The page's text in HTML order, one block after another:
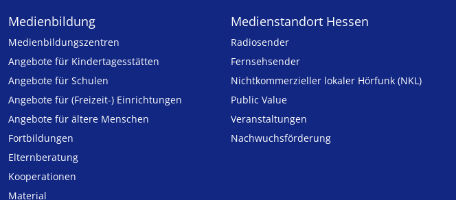
Medienbildung
Medien­bildungs­zentren
Angebote für Kinder­tages­stätten
Angebote für Schulen
Angebote für (Freizeit-) Ein­rich­tungen
Angebote für ältere Menschen
Fortbildungen
Elternberatung
Kooperationen
Material
Medienstandort Hessen
Radiosender
Fernsehsender
Nicht­kommer­zieller lo­ka­ler Hör­funk (NKL)
Public Value
Veranstaltungen
Nachwuchsförderung